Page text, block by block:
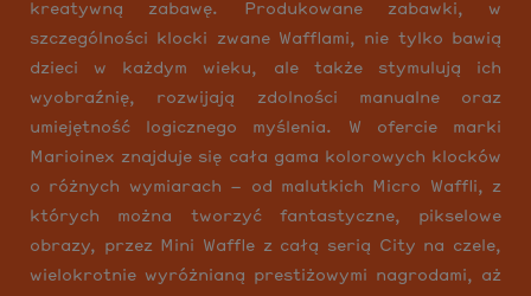
kreatywną zabawę. Produkowane zabawki, w
szczególności klocki zwane Wafflami, nie tylko bawią
dzieci w każdym wieku, ale także stymulują ich
wyobraźnię, rozwijają zdolności manualne oraz
umiejętność logicznego myślenia. W ofercie marki
Marioinex znajduje się cała gama kolorowych klocków
o różnych wymiarach – od malutkich Micro Waffli, z
których można tworzyć fantastyczne, pikselowe
obrazy, przez Mini Waffle z całą serią City na czele,
wielokrotnie wyróżnianą prestiżowymi nagrodami, aż